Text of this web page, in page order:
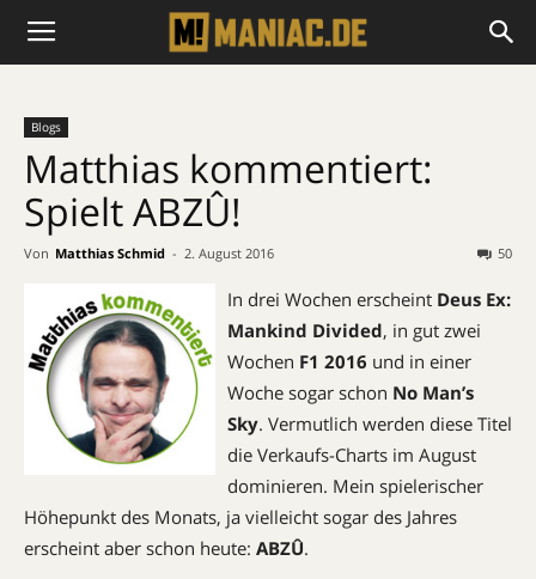
Blogs
Matthias kommentiert:
Spielt ABZÛ!
Von Matthias Schmid - 2. August 2016 50
In drei Wochen erscheint Deus Ex:
Mankind Divided, in gut zwei
Wochen F1 2016 und in einer
Woche sogar schon No Man’s
Sky. Vermutlich werden diese Titel
die Verkaufs-Charts im August
dominieren. Mein spielerischer
Höhepunkt des Monats, ja vielleicht sogar des Jahres
erscheint aber schon heute: ABZÛ.